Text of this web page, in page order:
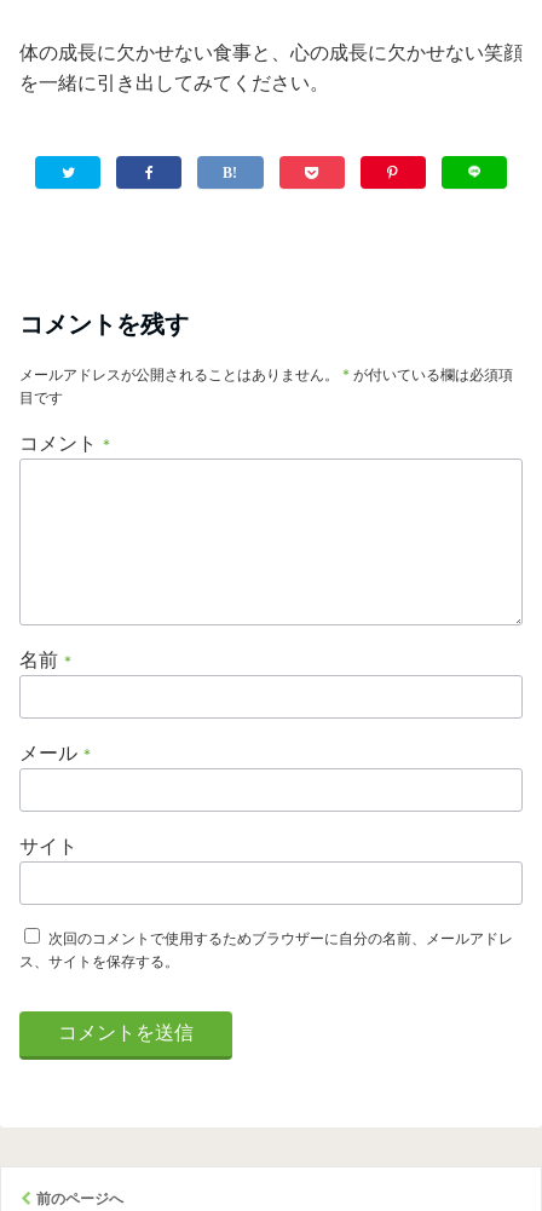
体の成長に欠かせない食事と、心の成長に欠かせない笑顔
を一緒に引き出してみてください。
コメントを残す
メールアドレスが公開されることはありません。 * が付いている欄は必須項
目です
コメント *
名前 *
メール *
サイト
次回のコメントで使用するためブラウザーに自分の名前、メールアドレ
ス、サイトを保存する。
前のページへ